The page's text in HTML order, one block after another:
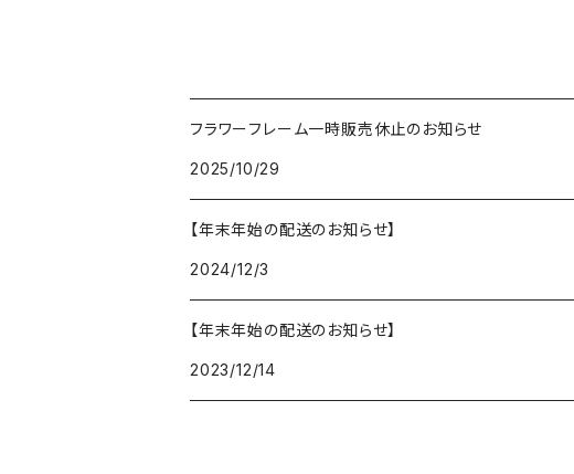
フラワーフレーム一時販売休止のお知らせ
2025/10/29
【年末年始の配送のお知らせ】
2024/12/3
【年末年始の配送のお知らせ】
2023/12/14